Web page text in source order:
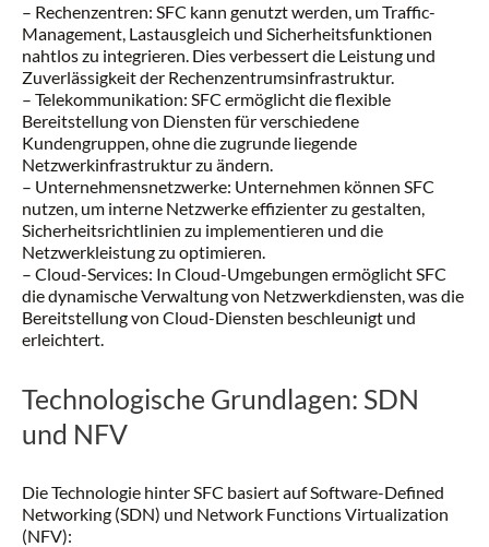
– Rechenzentren: SFC kann genutzt werden, um Traffic-
Management, Lastausgleich und Sicherheitsfunktionen
nahtlos zu integrieren. Dies verbessert die Leistung und
Zuverlässigkeit der Rechenzentrumsinfrastruktur.
– Telekommunikation: SFC ermöglicht die flexible
Bereitstellung von Diensten für verschiedene
Kundengruppen, ohne die zugrunde liegende
Netzwerkinfrastruktur zu ändern.
– Unternehmensnetzwerke: Unternehmen können SFC
nutzen, um interne Netzwerke effizienter zu gestalten,
Sicherheitsrichtlinien zu implementieren und die
Netzwerkleistung zu optimieren.
– Cloud-Services: In Cloud-Umgebungen ermöglicht SFC
die dynamische Verwaltung von Netzwerkdiensten, was die
Bereitstellung von Cloud-Diensten beschleunigt und
erleichtert.
Technologische Grundlagen: SDN
und NFV
Die Technologie hinter SFC basiert auf Software-Defined
Networking (SDN) und Network Functions Virtualization
(NFV):